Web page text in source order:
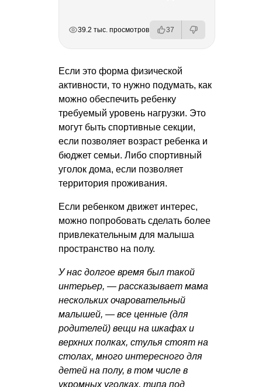
39.2 тыс. просмотров 37
Если это форма физической
активности, то нужно подумать, как
можно обеспечить ребенку
требуемый уровень нагрузки. Это
могут быть спортивные секции,
если позволяет возраст ребенка и
бюджет семьи. Либо спортивный
уголок дома, если позволяет
территория проживания.
Если ребенком движет интерес,
можно попробовать сделать более
привлекательным для малыша
пространство на полу.
У нас долгое время был такой
интерьер, — рассказывает мама
нескольких очаровательный
малышей, — все ценные (для
родителей) вещи на шкафах и
верхних полках, стулья стоят на
столах, много интересного для
детей на полу, в том числе в
укромных уголках, типа под